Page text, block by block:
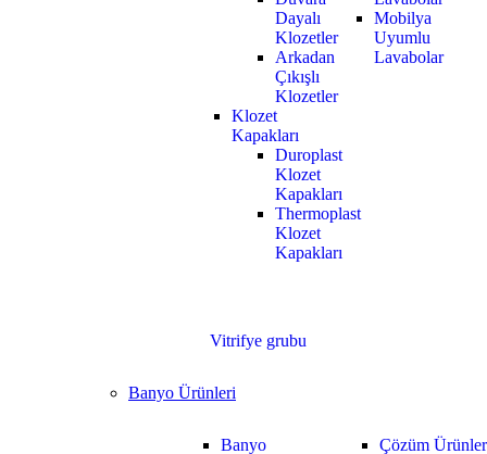
Dayalı
Klozetler
Arkadan
Çıkışlı
Klozetler
Klozet
Kapakları
Duroplast
Klozet
Kapakları
Thermoplast
Klozet
Kapakları
Mobilya
Uyumlu
Lavabolar
Vitrifye grubu
Banyo Ürünleri
Banyo
Çözüm